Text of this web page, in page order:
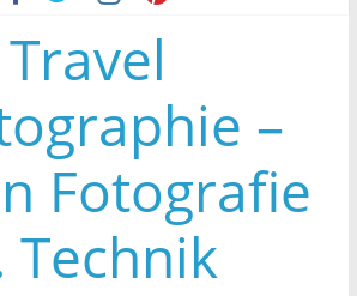
– Endgeräte werden nicht angezeigt
Türschloss an Alexa anbinden
Travel
–
Fotografie
Technik